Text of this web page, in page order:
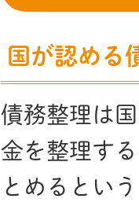
国が認める
債務整理は
金を整理す
とめるとい